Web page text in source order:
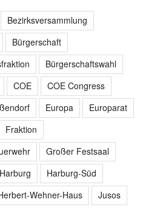
Bezirksversammlung
Bürgerschaft
Bürgerschaftswahl
COE
COE Congress
Europa
Europarat
Fraktion
Großer Festsaal
Harburg-Süd
Wehner-Haus
Jusos